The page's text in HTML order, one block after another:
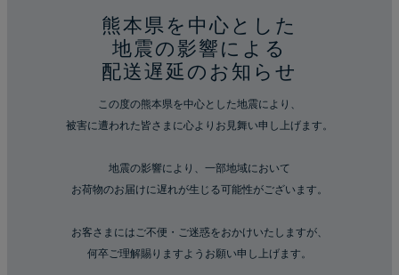
熊本県を中心とした
地震の影響による
配送遅延のお知らせ
この度の熊本県を中心とした地震により、
被害に遭われた皆さまに心よりお見舞い申し上げます。
地震の影響により、一部地域において
お荷物のお届けに遅れが生じる可能性がございます。
お客さまにはご不便・ご迷惑をおかけいたしますが、
何卒ご理解賜りますようお願い申し上げます。